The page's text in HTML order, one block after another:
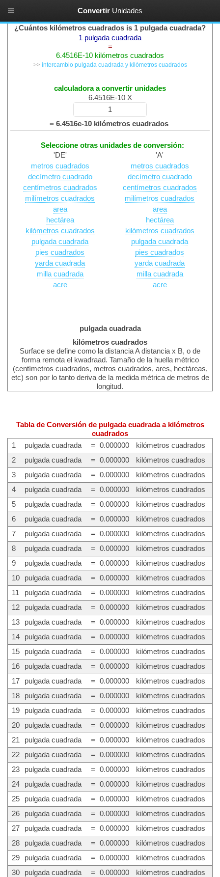
¿Cuántos kilómetros cuadrados is 1 pulgada cuadrada?
1 pulgada cuadrada
=
6.4516E-10 kilómetros cuadrados
>> intercambio pulgada cuadrada y kilómetros cuadrados
calculadora a convertir unidades
6.4516E-10 X
= 6.4516e-10 kilómetros cuadrados
Seleccione otras unidades de conversión:
'DE'
'A'
metros cuadrados
decímetro cuadrado
centímetros cuadrados
milímetros cuadrados
area
hectárea
kilómetros cuadrados
pulgada cuadrada
pies cuadrados
yarda cuadrada
milla cuadrada
acre
metros cuadrados
decímetro cuadrado
centímetros cuadrados
milímetros cuadrados
area
hectárea
kilómetros cuadrados
pulgada cuadrada
pies cuadrados
yarda cuadrada
milla cuadrada
acre
pulgada cuadrada
kilómetros cuadrados
Surface se define como la distancia A distancia x B, o de
forma remota el kwadraad. Tamaño de la huella métrico
(centímetros cuadrados, metros cuadrados, ares, hectáreas,
etc) son por lo tanto deriva de la medida métrica de metros de
longitud.
Tabla de Conversión de pulgada cuadrada a kilómetros
cuadrados
1
pulgada cuadrada = 0.000000
kilómetros cuadrados
2
pulgada cuadrada = 0.000000
kilómetros cuadrados
3
pulgada cuadrada = 0.000000
kilómetros cuadrados
4
pulgada cuadrada = 0.000000
kilómetros cuadrados
5
pulgada cuadrada = 0.000000
kilómetros cuadrados
6
pulgada cuadrada = 0.000000
kilómetros cuadrados
7
pulgada cuadrada = 0.000000
kilómetros cuadrados
8
pulgada cuadrada = 0.000000
kilómetros cuadrados
9
pulgada cuadrada = 0.000000
kilómetros cuadrados
10
pulgada cuadrada = 0.000000
kilómetros cuadrados
11
pulgada cuadrada = 0.000000
kilómetros cuadrados
12
pulgada cuadrada = 0.000000
kilómetros cuadrados
13
pulgada cuadrada = 0.000000
kilómetros cuadrados
14
pulgada cuadrada = 0.000000
kilómetros cuadrados
15
pulgada cuadrada = 0.000000
kilómetros cuadrados
16
pulgada cuadrada = 0.000000
kilómetros cuadrados
17
pulgada cuadrada = 0.000000
kilómetros cuadrados
18
pulgada cuadrada = 0.000000
kilómetros cuadrados
19
pulgada cuadrada = 0.000000
kilómetros cuadrados
20
pulgada cuadrada = 0.000000
kilómetros cuadrados
21
pulgada cuadrada = 0.000000
kilómetros cuadrados
22
pulgada cuadrada = 0.000000
kilómetros cuadrados
23
pulgada cuadrada = 0.000000
kilómetros cuadrados
24
pulgada cuadrada = 0.000000
kilómetros cuadrados
25
pulgada cuadrada = 0.000000
kilómetros cuadrados
26
pulgada cuadrada = 0.000000
kilómetros cuadrados
27
pulgada cuadrada = 0.000000
kilómetros cuadrados
28
pulgada cuadrada = 0.000000
kilómetros cuadrados
29
pulgada cuadrada = 0.000000
kilómetros cuadrados
30
pulgada cuadrada = 0.000000
kilómetros cuadrados
Convertir Unidades